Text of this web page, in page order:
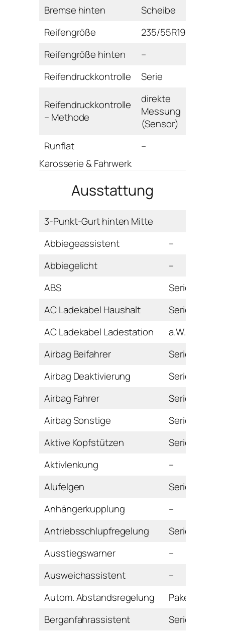
Bremse hinten
Scheibe
Reifengröße
235/55R19
Reifengröße hinten
–
Reifendruckkontrolle
Serie
Reifendruckkontrolle
– Methode
direkte
Messung
(Sensor)
Runflat
–
Karosserie & Fahrwerk
Ausstattung
3-Punkt-Gurt hinten Mitte
Abbiegeassistent
–
Abbiegelicht
–
ABS
Serie
AC Ladekabel Haushalt
Serie
AC Ladekabel Ladestation
a.W.
Airbag Beifahrer
Serie
Airbag Deaktivierung
Serie
Airbag Fahrer
Serie
Airbag Sonstige
Serie
Aktive Kopfstützen
Serie
Aktivlenkung
–
Alufelgen
Serie
Anhängerkupplung
–
Antriebsschlupfregelung
Serie
Ausstiegswarner
–
Ausweichassistent
–
Autom. Abstandsregelung
Paket
Berganfahrassistent
Serie